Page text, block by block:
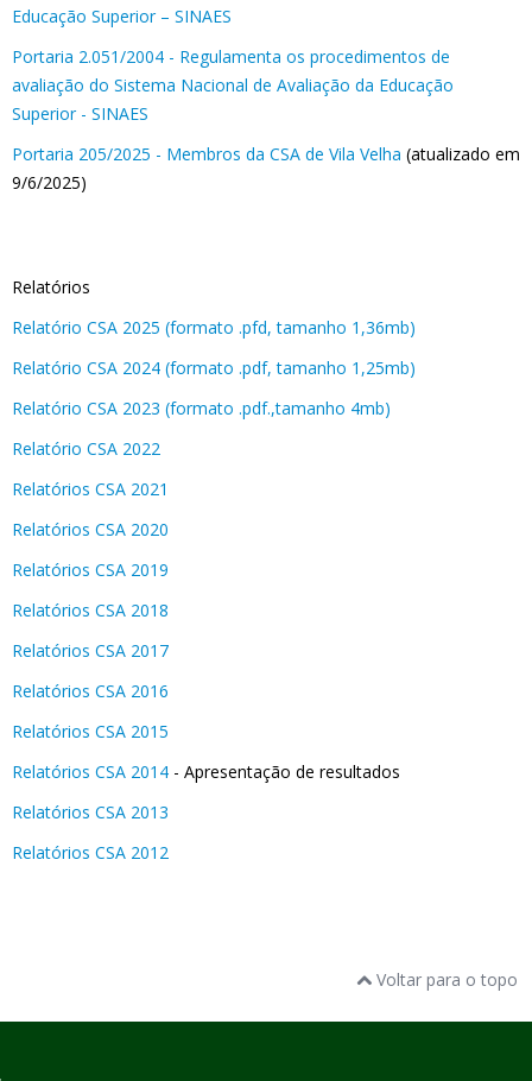
Educação Superior – SINAES
Portaria 2.051/2004 - Regulamenta os procedimentos de
avaliação do Sistema Nacional de Avaliação da Educação
Superior - SINAES
Portaria 205/2025 - Membros da CSA de Vila Velha (atualizado em
9/6/2025)
Relatórios
Relatório CSA 2025 (formato .pfd, tamanho 1,36mb)
Relatório CSA 2024 (formato .pdf, tamanho 1,25mb)
Relatório CSA 2023 (formato .pdf.,tamanho 4mb)
Relatório CSA 2022
Relatórios CSA 2021
Relatórios CSA 2020
Relatórios CSA 2019
Relatórios CSA 2018
Relatórios CSA 2017
Relatórios CSA 2016
Relatórios CSA 2015
Relatórios CSA 2014 - Apresentação de resultados
Relatórios CSA 2013
Relatórios CSA 2012
Voltar para o topo